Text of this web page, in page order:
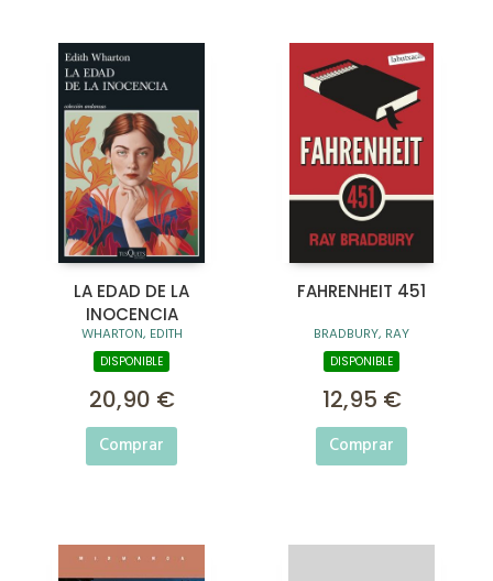
LA EDAD DE LA
INOCENCIA
WHARTON, EDITH
DISPONIBLE
20,90 €
Comprar
FAHRENHEIT 451
BRADBURY, RAY
DISPONIBLE
12,95 €
Comprar